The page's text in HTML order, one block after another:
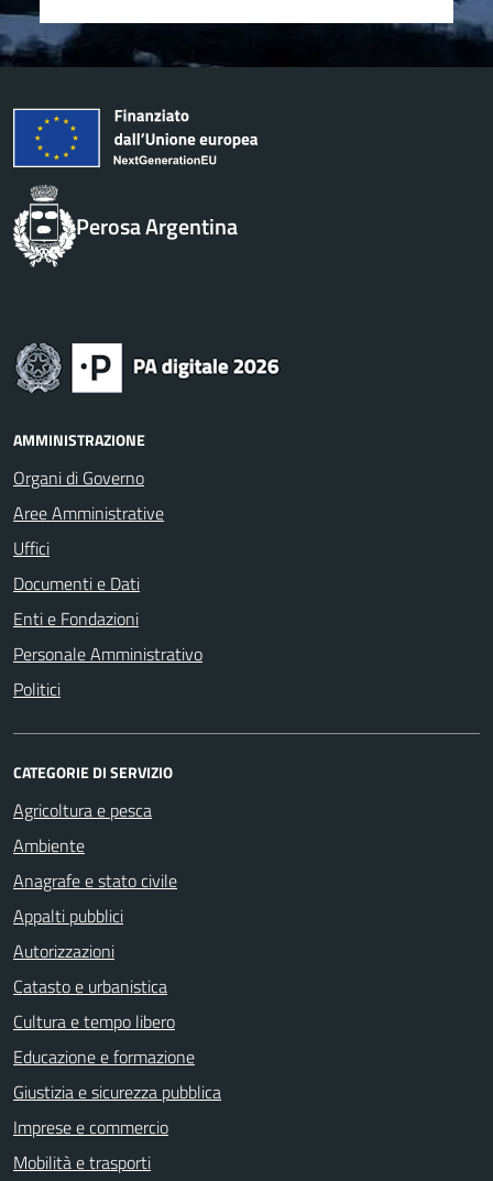
Perosa Argentina
AMMINISTRAZIONE
Organi di Governo
Aree Amministrative
Uffici
Documenti e Dati
Enti e Fondazioni
Personale Amministrativo
Politici
CATEGORIE DI SERVIZIO
Agricoltura e pesca
Ambiente
Anagrafe e stato civile
Appalti pubblici
Autorizzazioni
Catasto e urbanistica
Cultura e tempo libero
Educazione e formazione
Giustizia e sicurezza pubblica
Imprese e commercio
Mobilità e trasporti